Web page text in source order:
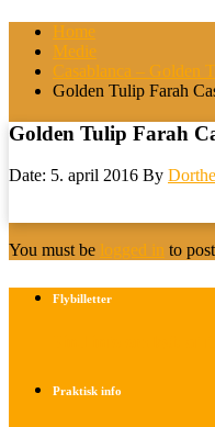
Home
Medie
Casablanca – Golden
Golden Tulip Farah
Golden Tulip Farah
Date: 5. april 2016 By Dorthe
You must be logged in to
Flybilletter
Praktisk info